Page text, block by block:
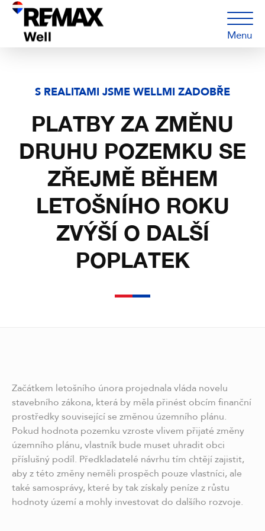
Menu
S REALITAMI JSME WELLMI ZADOBŘE
PLATBY ZA ZMĚNU
DRUHU POZEMKU SE
ZŘEJMĚ BĚHEM
LETOŠNÍHO ROKU
ZVÝŠÍ O DALŠÍ
POPLATEK
Začátkem letošního února projednala vláda novelu
stavebního zákona, která by měla přinést obcím finanční
prostředky související se změnou územního plánu.
Pokud hodnota pozemku vzroste vlivem přijaté změny
územního plánu, vlastník bude muset uhradit obci
příslušný podíl. Předkladatelé návrhu tím chtějí zajistit,
aby z této změny neměli prospěch pouze vlastníci, ale
také samosprávy, které by tak získaly peníze z růstu
hodnoty území a mohly investovat do dalšího rozvoje.